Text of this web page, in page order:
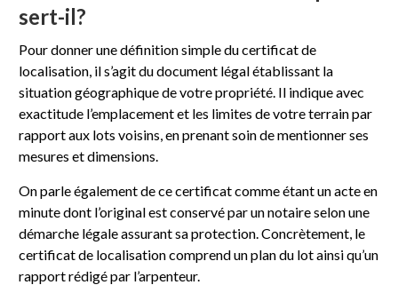
sert-il?
Pour donner une définition simple du certificat de
localisation, il s’agit du document légal établissant la
situation géographique de votre propriété. Il indique avec
exactitude l’emplacement et les limites de votre terrain par
rapport aux lots voisins, en prenant soin de mentionner ses
mesures et dimensions.
On parle également de ce certificat comme étant un acte en
minute dont l’original est conservé par un notaire selon une
démarche légale assurant sa protection. Concrètement, le
certificat de localisation comprend un plan du lot ainsi qu’un
rapport rédigé par l’arpenteur.